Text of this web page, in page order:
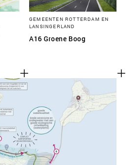
GEMEENTEN ROTTERDAM EN
LANSINGERLAND
A16 Groene Boog